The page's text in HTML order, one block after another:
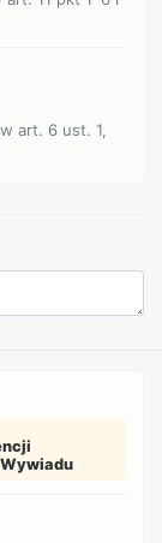
art. 6 ust. 1,